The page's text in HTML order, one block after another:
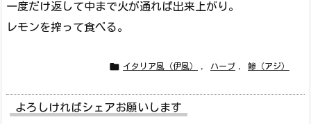
一度だけ返して中まで火が通れば出来上がり。
レモンを搾って食べる。
 イタリア風（伊風） ハーブ 鯵（アジ）
よろしければシェアお願いします